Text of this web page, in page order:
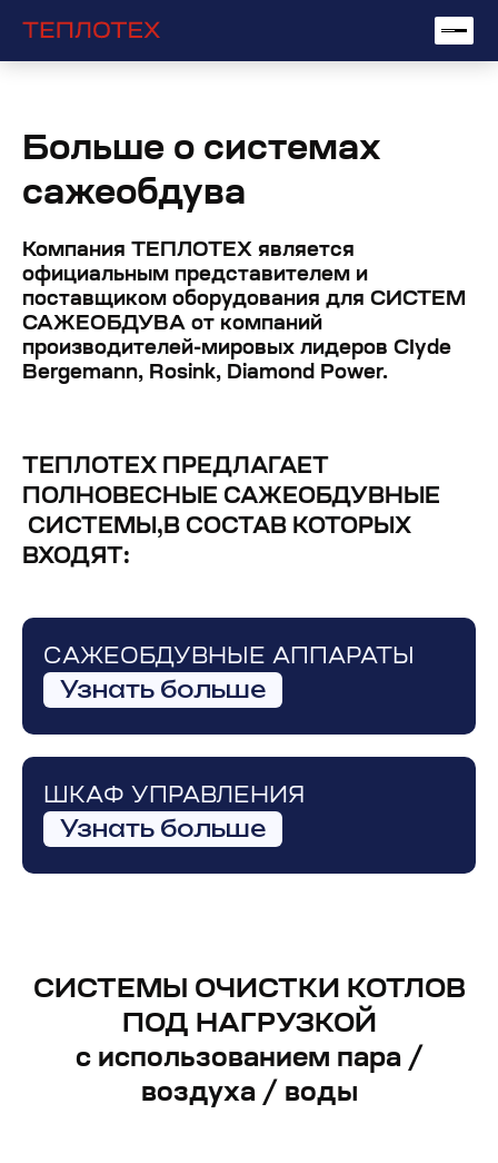
Больше о системах
сажеобдува
Компания ТЕПЛОТЕХ является
официальным представителем и
поставщиком оборудования для СИСТЕМ
САЖЕОБДУВА от компаний
производителей-мировых лидеров СІуdе
Bergemann, Rosink, Diamond Power.
ТЕПЛОТЕХ ПРЕДЛАГАЕТ
ПОЛНОВЕСНЫЕ САЖЕОБДУВНЫЕ
СИСТЕМЫ,В СОСТАВ КОТОРЫХ
ВХОДЯТ:
САЖЕОБДУВНЫЕ АППАРАТЫ
Узнать больше
ШКАФ УПРАВЛЕНИЯ
Узнать больше
СИСТЕМЫ ОЧИСТКИ КОТЛОВ
ПОД НАГРУЗКОЙ
с использованием пара /
воздуха / воды